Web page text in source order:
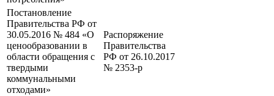
Постановление
Правительства РФ от
30.05.2016 № 484 «О
ценообразовании в
области обращения с
твердыми
коммунальными
отходами»
Распоряжение
Правительства
РФ от 26.10.2017
№ 2353-р